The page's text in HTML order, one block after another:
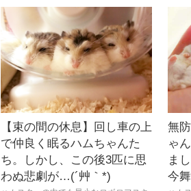
【束の間の休息】回し車の上
で仲良く眠るハムちゃんた
ち。しかし、この後3匹に思
わぬ悲劇が…(´艸｀*)
無
ゃ
ま
今